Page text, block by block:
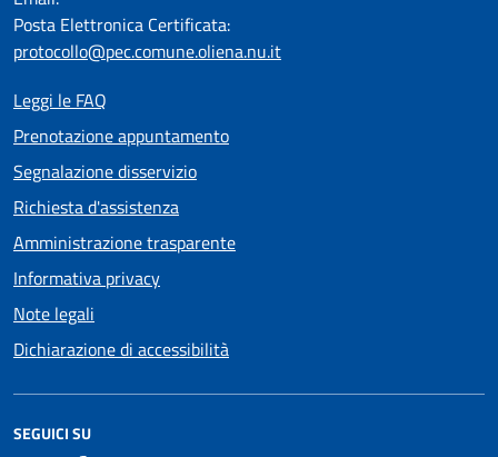
Posta Elettronica Certificata:
protocollo@pec.comune.oliena.nu.it
Leggi le FAQ
Prenotazione appuntamento
Segnalazione disservizio
Richiesta d'assistenza
Amministrazione trasparente
Informativa privacy
Note legali
Dichiarazione di accessibilità
SEGUICI SU